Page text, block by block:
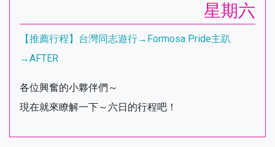
星期六
【推薦行程】台灣同志遊行→Formosa Pride主趴
→AFTER
各位興奮的小夥伴們～
現在就來瞭解一下～六日的行程吧！